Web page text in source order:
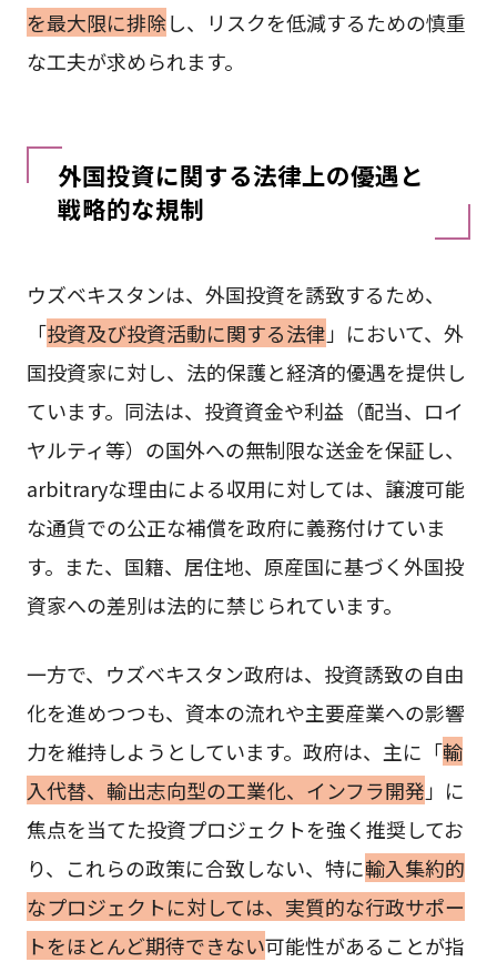
を最大限に排除し、リスクを低減するための慎重
な工夫が求められます。
外国投資に関する法律上の優遇と
戦略的な規制
ウズベキスタンは、外国投資を誘致するため、
「投資及び投資活動に関する法律」において、外
国投資家に対し、法的保護と経済的優遇を提供し
ています。同法は、投資資金や利益（配当、ロイ
ヤルティ等）の国外への無制限な送金を保証し、
arbitraryな理由による収用に対しては、譲渡可能
な通貨での公正な補償を政府に義務付けていま
す。また、国籍、居住地、原産国に基づく外国投
資家への差別は法的に禁じられています。
一方で、ウズベキスタン政府は、投資誘致の自由
化を進めつつも、資本の流れや主要産業への影響
力を維持しようとしています。政府は、主に「輸
入代替、輸出志向型の工業化、インフラ開発」に
焦点を当てた投資プロジェクトを強く推奨してお
り、これらの政策に合致しない、特に輸入集約的
なプロジェクトに対しては、実質的な行政サポー
トをほとんど期待できない可能性があることが指